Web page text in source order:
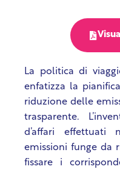
segnalato le
La politica di
enfatizza la
riduzione delle
trasparente.
d’affari
emissioni funge da
fissare i